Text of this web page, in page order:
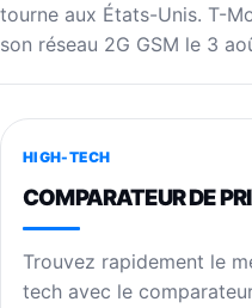
tourne aux États-Unis. T-
son réseau 2G GSM le 3
HIGH-TECH
COMPARATEUR DE
Trouvez rapidement le
tech avec le